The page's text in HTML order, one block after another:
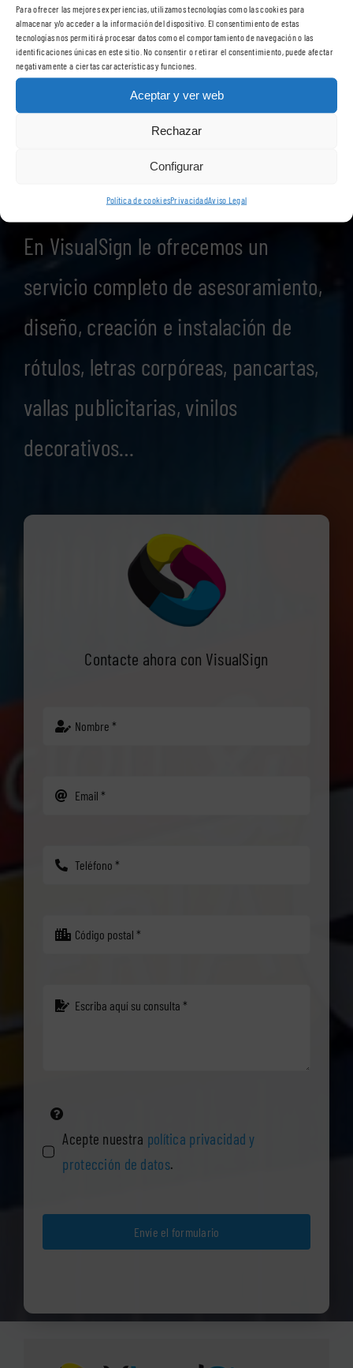
Para ofrecer las mejores experiencias, utilizamos tecnologías como las cookies para
almacenar y/o acceder a la información del dispositivo. El consentimiento de estas
tecnologías nos permitirá procesar datos como el comportamiento de navegación o las
identificaciones únicas en este sitio. No consentir o retirar el consentimiento, puede afectar
negativamente a ciertas características y funciones.
Aceptar y ver web
Rechazar
Configurar
Política de cookiesPrivacidadAviso Legal
Solicite presupuesto
ahora
En VisualSign le ofrecemos un
servicio completo de asesoramiento,
diseño, creación e instalación de
rótulos, letras corpóreas, pancartas,
vallas publicitarias, vinilos
decorativos…
Contacte ahora con VisualSign
Acepte nuestra política privacidad y
protección de datos.
Envíe el formulario